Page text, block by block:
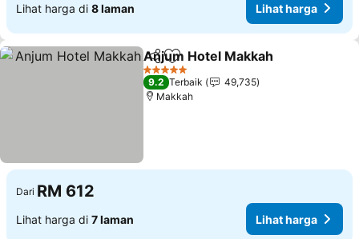
Lihat harga di 8 laman Lihat harga
KongsiTambah ke favorit
Anjum Hotel Makkah
5 Bintang
9.2 Terbaik
49,735
Makkah
Dari RM 612
Lihat harga di 7 laman Lihat harga